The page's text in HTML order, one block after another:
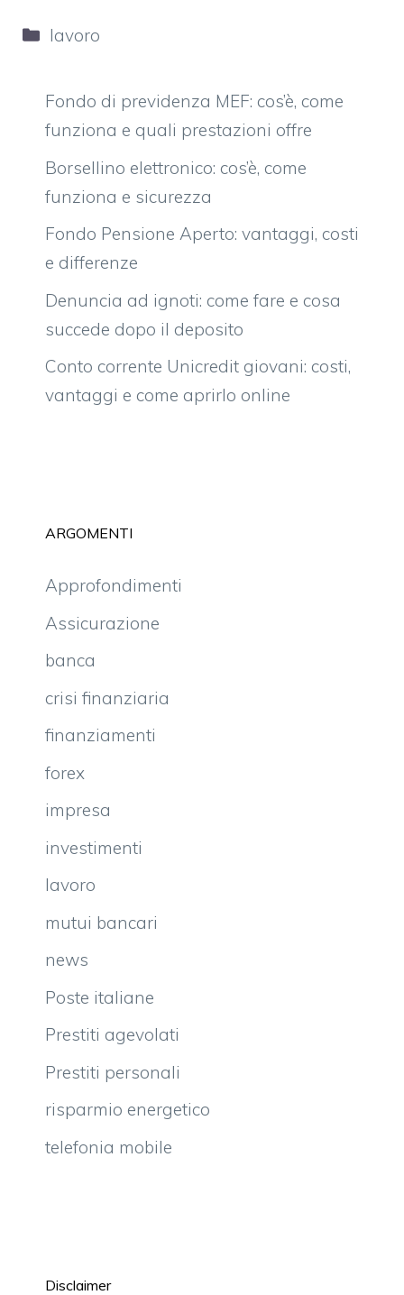
Categorie
lavoro
Fondo di previdenza MEF: cos’è, come
funziona e quali prestazioni offre
Borsellino elettronico: cos’è, come
funziona e sicurezza
Fondo Pensione Aperto: vantaggi, costi
e differenze
Denuncia ad ignoti: come fare e cosa
succede dopo il deposito
Conto corrente Unicredit giovani: costi,
vantaggi e come aprirlo online
ARGOMENTI
Approfondimenti
Assicurazione
banca
crisi finanziaria
finanziamenti
forex
impresa
investimenti
lavoro
mutui bancari
news
Poste italiane
Prestiti agevolati
Prestiti personali
risparmio energetico
telefonia mobile
Disclaimer